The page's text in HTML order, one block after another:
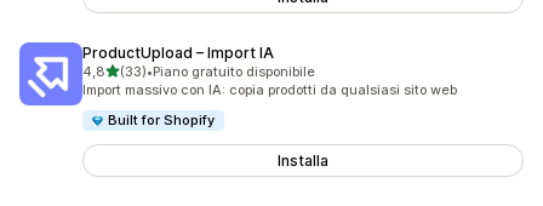
ProductUpload – Import IA
4,8stelle su 5
(33)
33 recensioni totali
•Piano gratuito disponibile
Import massivo con IA: copia prodotti da qualsiasi sito web
Built for Shopify
Installa